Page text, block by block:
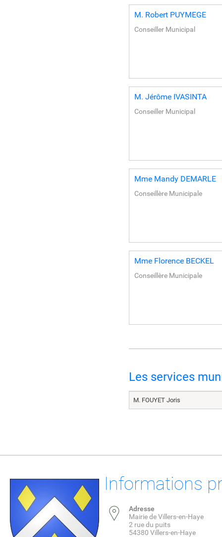
M. Robert PUYMEGE
Conseiller Municipal
M. Jérôme IVASINTA
Conseiller Municipal
Mme Mandy DEMARLE
Conseillère Municipale
Mme Florence BECKEL
Conseillère Municipale
Les services
M. FOUYET Joris
Informations
Adresse
Mairie de Villers-en-Haye
2 rue du puits
54380 Villers-en-Haye